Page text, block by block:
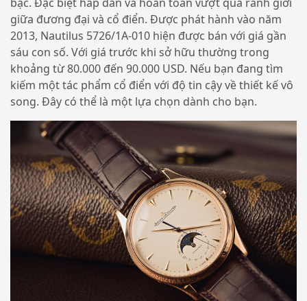
giữa đương đại và cổ điển. Được phát hành vào năm
2013, Nautilus 5726/1A-010 hiện được bán với giá gần
sáu con số. Với giá trước khi sở hữu thường trong
khoảng từ 80.000 đến 90.000 USD. Nếu bạn đang tìm
kiếm một tác phẩm cổ điển với độ tin cậy về thiết kế vô
song. Đây có thể là một lựa chọn dành cho bạn.